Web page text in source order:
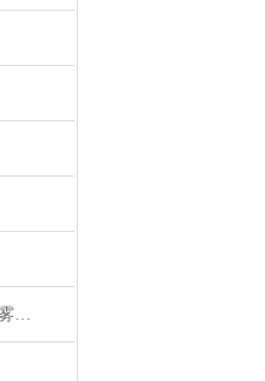
激光打标烟雾净化器焊接烟雾净化器